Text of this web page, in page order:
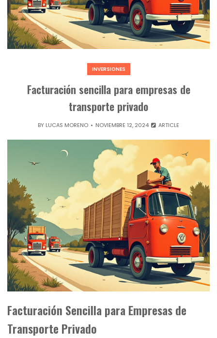
INVERSIONES
Facturación sencilla para empresas de
transporte privado
BY LUCAS MORENO NOVIEMBRE 12, 2024 ARTICLE
Facturación Sencilla para Empresas de
Transporte Privado